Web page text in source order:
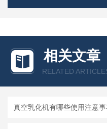
相关文章
RELATED
真空乳化机有哪些使用注意事